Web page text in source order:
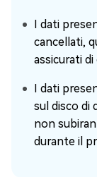
I dati
cancellati,
assicurati
I dati
sul disco di
non
durante il